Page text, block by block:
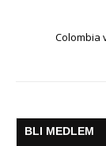
Colombia
BLI MEDLEM